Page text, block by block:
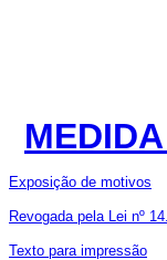
Exposição de motivos
Revogada pela Lei nº
Texto para impressão